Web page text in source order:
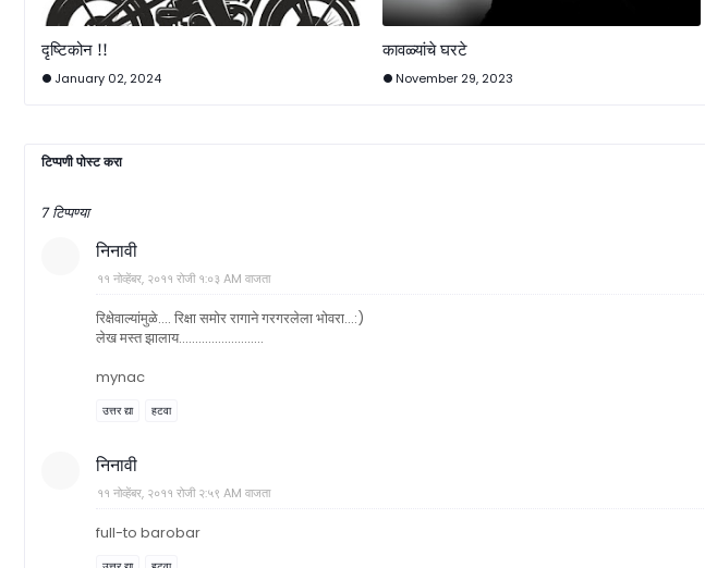
दृष्टिकोन !!
January 02, 2024
कावळ्यांचे घरटे
November 29, 2023
टिप्पणी पोस्ट करा
7 टिप्पण्या
निनावी
११ नोव्हेंबर, २०११ रोजी १:०३ AM वाजता
रिक्षेवाल्यांमुळे.... रिक्षा समोर रागाने गरगरलेला भोवरा...:)
लेख मस्त झालाय..........................
mynac
उत्तर द्या हटवा
निनावी
११ नोव्हेंबर, २०११ रोजी २:५९ AM वाजता
full-to barobar